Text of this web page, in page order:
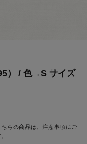
） / 色→S サイズ
の商品は、注意事項にご